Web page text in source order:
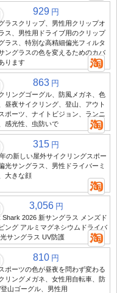
929 円
ラスクリップ、男性用クリップオ
ス、男性用ドライブ用のクリップ
ラス、特別な高精細偏光フィルタ
ングラスの色を変えるためのカバ
ります
863 円
リングゴーグル、防風メガネ、色
昼夜サイクリング、登山、アウト
ポーツ、ナイトビジョン、ランニ
感光性、虫防いで
315 円
の新しい屋外サイクリングスポー
光サングラス、男性ドライバーミ
大きな顔
3,056 円
Shark 2026 新サングラス メンズド
ング アルミマグネシウムドライバ
サングラス UV防護
810 円
ポーツの色が昼夜を問わず変わる
リングメガネ、女性用自転車、防
山ゴーグル、男性用